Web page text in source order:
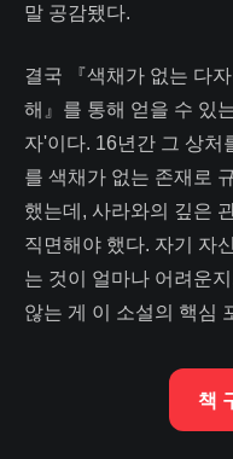
말 공감됐다.
결국 『색채가 없는 다
해』를 통해 얻을 수 있
자'이다. 16년간 그 상처
를 색채가 없는 존재로
했는데, 사라와의 깊은
직면해야 했다. 자기 자
는 것이 얼마나 어려운
않는 게 이 소설의 핵심
책